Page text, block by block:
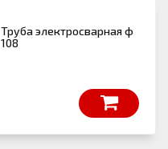
Труба электросварная ф
108